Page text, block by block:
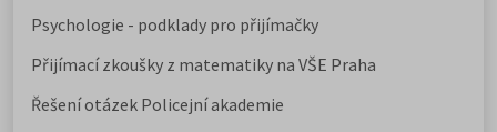
Psychologie - podklady pro přijímačky
Přijímací zkoušky z matematiky na VŠE Praha
Řešení otázek Policejní akademie